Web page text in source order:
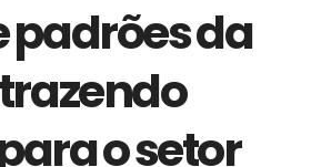
padrões da
o setor